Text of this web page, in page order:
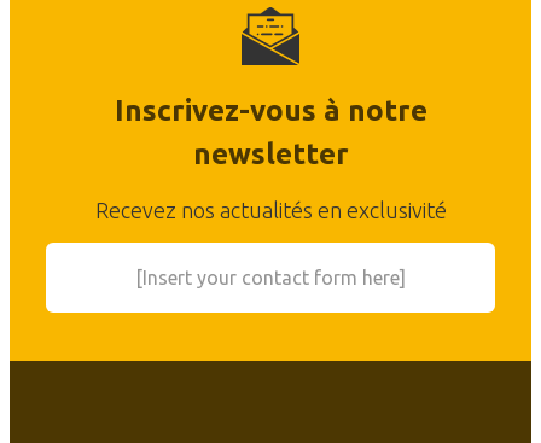
Inscrivez-vous à notre
newsletter
Recevez nos actualités en exclusivité
[Insert your contact form here]